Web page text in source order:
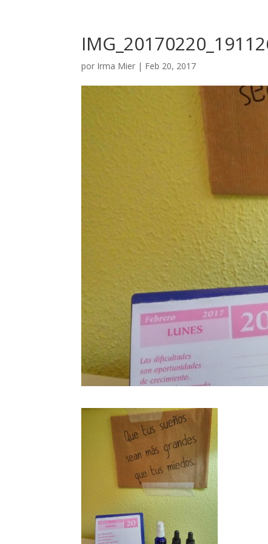
por Irma Mier | Feb 20, 2017